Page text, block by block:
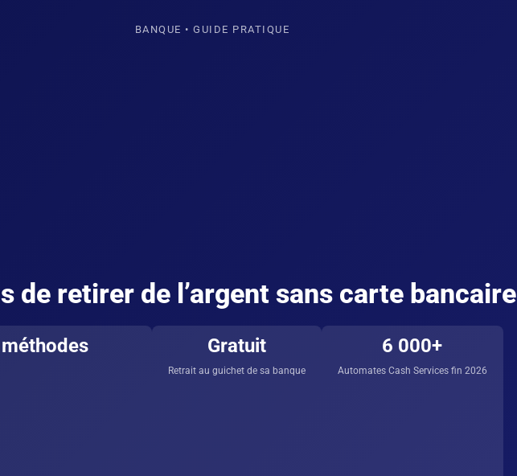
BANQUE • GUIDE PRATIQUE
de retirer de l’argent sans carte bancaire
Gratuit
Retrait au guichet de sa banque
6 000+
Automates Cash Services fin 2026